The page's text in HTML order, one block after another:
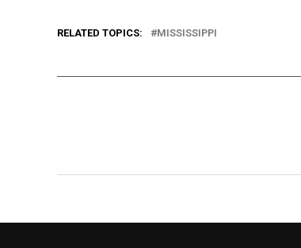
RELATED TOPICS: MISSISSIPPI